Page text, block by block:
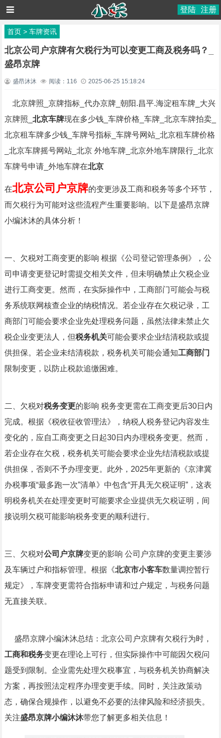
登陆 注册
首页> 车牌资讯
北京公司户京牌有欠税行为可以变更工商及税务吗？_
盛昂京牌
盛昂沐沐 阅读： 116 2025-06-25 15:18:24
北京牌照_京牌指标_代办京牌_朝阳.昌平.海淀租车牌_大兴
京牌照_ 北京车牌现在多少钱_车牌价格_车牌_北京车牌拍卖_
北京租车牌多少钱_车牌号指标_车牌号网站_北京租车牌价格
_北京车牌摇号网站_北京 外地车牌_北京外地车牌限行_北京
车牌号申请_外地车牌在北京
在北京公司户京牌的变更涉及工商和税务等多个环节，
而欠税行为可能对这些流程产生重要影响。以下是盛昂京牌
小编沐沐的具体分析！
一、欠税对工商变更的影响 根据《公司登记管理条例》，公
司申请变更登记时需提交相关文件，但未明确禁止欠税企业
进行工商变更。然而，在实际操作中，工商部门可能会与税
务系统联网核查企业的纳税情况。若企业存在欠税记录，工
商部门可能会要求企业先处理税务问题，虽然法律未禁止欠
税企业变更法人，但税务机关可能会要求企业结清税款或提
供担保。若企业未结清税款，税务机关可能会通知工商部门
限制变更，以防止税款追缴困难。
二、欠税对税务变更的影响 税务变更需在工商变更后30日内
完成。根据《税收征收管理法》，纳税人税务登记内容发生
变化的，应自工商变更之日起30日内办理税务变更。然而，
若企业存在欠税，税务机关可能会要求企业先结清税款或提
供担保，否则不予办理变更。此外，2025年更新的《京津冀
办税事项“最多跑一次”清单》中包含“开具无欠税证明”，这表
明税务机关在处理变更时可能要求企业提供无欠税证明，间
接说明欠税可能影响税务变更的顺利进行。
三、欠税对公司户京牌变更的影响 公司户京牌的变更主要涉
及车辆过户和指标管理。根据《北京市小客车数量调控暂行
规定》，车牌变更需符合指标申请和过户规定，与税务问题
无直接关联。
盛昂京牌小编沐沐总结：北京公司户京牌有欠税行为时，
工商和税务变更在理论上可行，但实际操作中可能因欠税问
题受到限制。企业需先处理欠税事宜，与税务机关协商解决
方案，再按照法定程序办理变更手续。同时，关注政策动
态，确保合规操作，以避免不必要的法律风险和经济损失。
关注盛昂京牌小编沐沐带您了解更多相关信息！